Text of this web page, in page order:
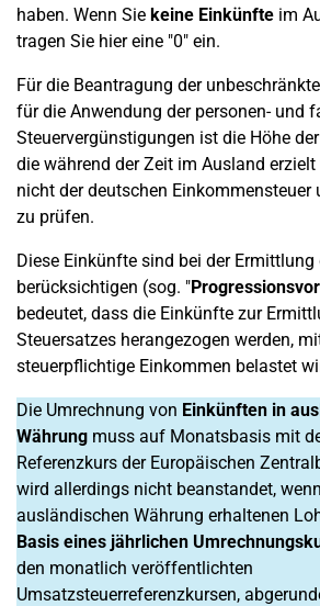
haben. Wenn Sie keine Einkünfte im
tragen Sie hier eine "0" ein.
Für die Beantragung der
für die Anwendung der personen- und
Steuervergünstigungen ist die Höhe
die während der Zeit im Ausland
nicht der deutschen Einkommensteuer
zu prüfen.
Diese Einkünfte sind bei der Ermittlung
berücksichtigen (sog. "
bedeutet, dass die Einkünfte zur
Steuersatzes herangezogen werden,
steuerpflichtige Einkommen belastet
Die Umrechnung von Einkünften in
Währung muss auf Monatsbasis mit
Referenzkurs der Europäischen
wird allerdings nicht beanstandet,
ausländischen Währung erhaltenen
Basis eines jährlichen
den monatlich veröffentlichten
Umsatzsteuerreferenzkursen,